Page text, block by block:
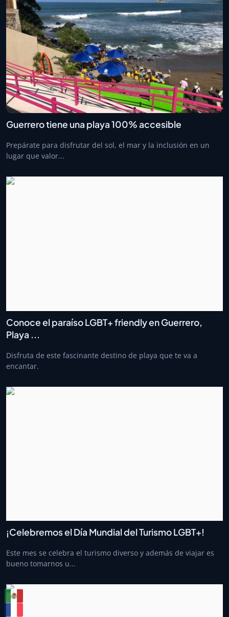
Guerrero tiene una playa 100% accesible
Prepárate para disfrutar del sol, el mar y la inclusión en un
lugar que valor...
Conoce el paraíso LGBT+ friendly en Guerrero,
Playa ...
Disfruta de este fascinante destino de playa que te va a
encantar.
¡Celebremos el Día Mundial del Turismo LGBT+!
Este mes se celebra el turismo diverso y además de viajar es
bueno tomarnos u...